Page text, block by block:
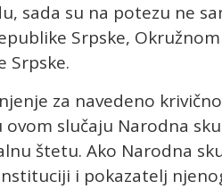
sada su na potezu ne
Srpske,
Srpske.
za navedeno
slučaju Narodna
štetu. Ako Narodna
i pokazatelj